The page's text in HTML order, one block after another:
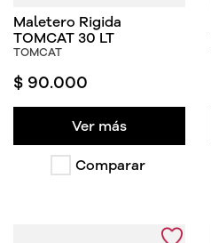
Maletero Rigida
TOMCAT 30 LT
TOMCAT
$ 90.000
Ver más
Comparar